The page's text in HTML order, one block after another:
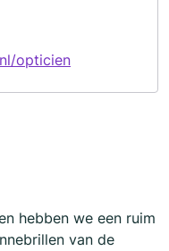
opticien
hebben we een ruim
van de